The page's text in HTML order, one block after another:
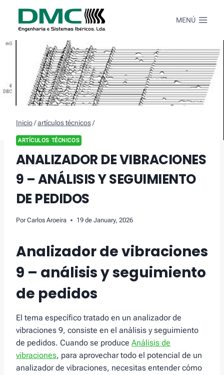
Contenido
MENÚ
Inicio/artículos técnicos/
ARTÍCULOS TÉCNICOS
ANALIZADOR DE VIBRACIONES
9 – ANÁLISIS Y SEGUIMIENTO
DE PEDIDOS
Por Carlos Aroeira 19 de January, 2026
Analizador de vibraciones
9 – análisis y seguimiento
de pedidos
El tema específico tratado en un analizador de
vibraciones 9, consiste en el análisis y seguimiento
de pedidos. Cuando se produce Análisis de
vibraciones, para aprovechar todo el potencial de un
analizador de vibraciones, necesitas entender cómo